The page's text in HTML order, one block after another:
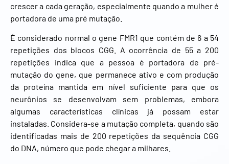
crescer a cada geração, especialmente quando a mulher é
portadora de uma pré mutação.
É considerado normal o gene FMR1 que contém de 6 a 54
repetições dos blocos CGG. A ocorrência de 55 a 200
repetições indica que a pessoa é portadora de pré-
mutação do gene, que permanece ativo e com produção
da proteína mantida em nível suficiente para que os
neurônios se desenvolvam sem problemas, embora
algumas características clínicas já possam estar
instaladas. Considera-se a mutação completa, quando são
identificadas mais de 200 repetições da sequência CGG
do DNA, número que pode chegar a milhares.